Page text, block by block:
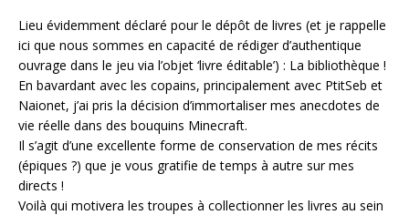
Lieu évidemment déclaré pour le dépôt de livres (et je rappelle
ici que nous sommes en capacité de rédiger d’authentique
ouvrage dans le jeu via l’objet ‘livre éditable’) : La bibliothèque !
En bavardant avec les copains, principalement avec PtitSeb et
Naionet, j’ai pris la décision d’immortaliser mes anecdotes de
vie réelle dans des bouquins Minecraft.
Il s’agit d’une excellente forme de conservation de mes récits
(épiques ?) que je vous gratifie de temps à autre sur mes
directs !
Voilà qui motivera les troupes à collectionner les livres au sein